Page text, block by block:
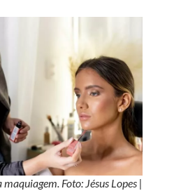
Foto: Jésus Lopes |